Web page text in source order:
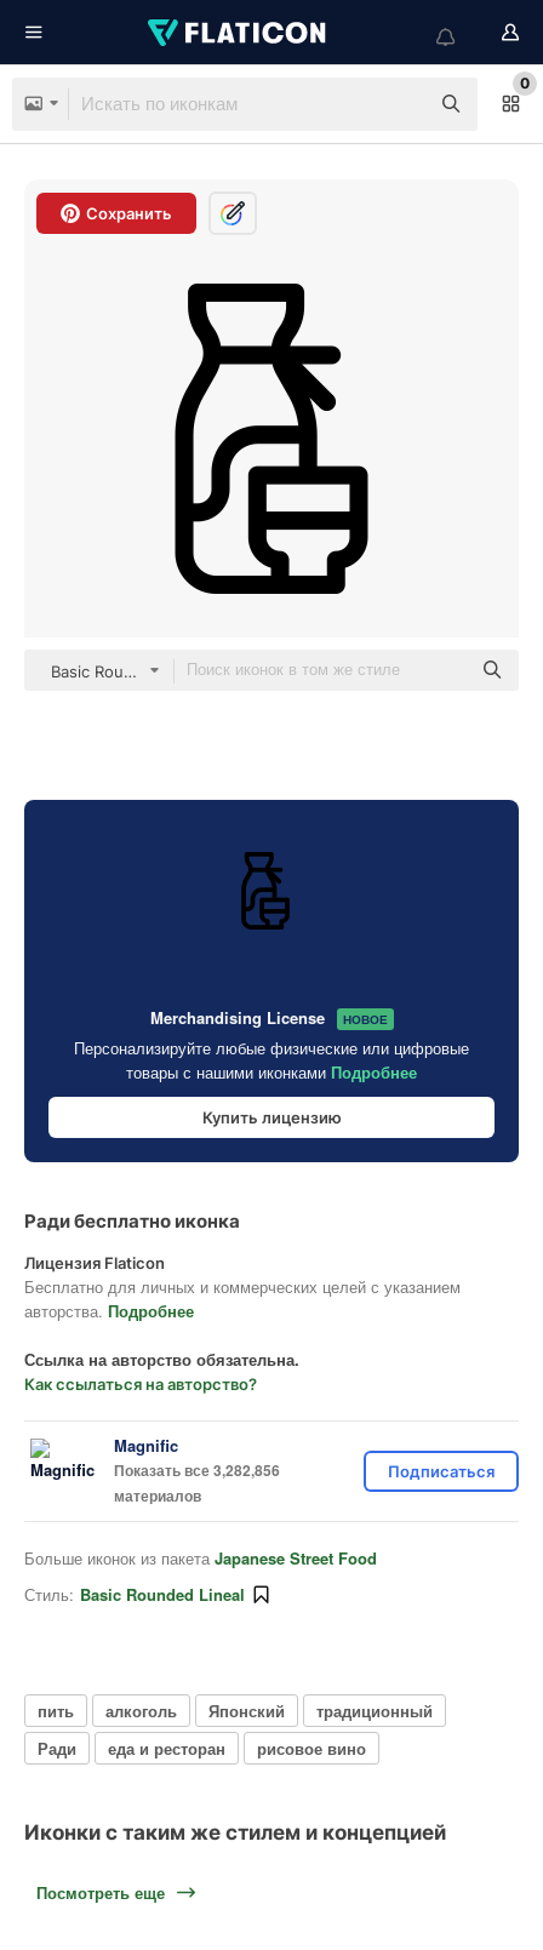
0
Сохранить
Basic Rounded Lineal
Merchandising License НОВОЕ
Персонализируйте любые физические или цифровые
товары с нашими иконками Подробнее
Купить лицензию
Ради бесплатно иконка
Лицензия Flaticon
Бесплатно для личных и коммерческих целей с указанием
авторства. Подробнее
Ссылка на авторство обязательна.
Как ссылаться на авторство?
Magnific
Показать все 3,282,856
материалов
Подписаться
Больше иконок из пакета Japanese Street Food
Стиль: Basic Rounded Lineal
пить алкоголь Японский
традиционный
Ради
еда и ресторан рисовое вино
Иконки с таким же стилем и концепцией
Посмотреть еще